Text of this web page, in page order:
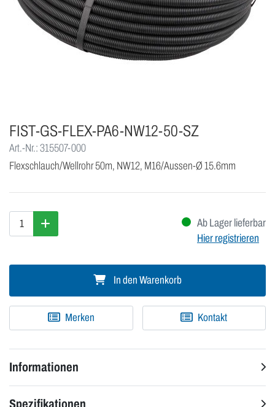
FIST-GS-FLEX-PA6-NW12-50-SZ
Art.-Nr.: 315507-000
Flexschlauch/Wellrohr 50m, NW12, M16/Aussen-Ø 15.6mm
Ab Lager lieferbar
Hier registrieren
In den Warenkorb
Merken Kontakt
Informationen
Spezifikationen